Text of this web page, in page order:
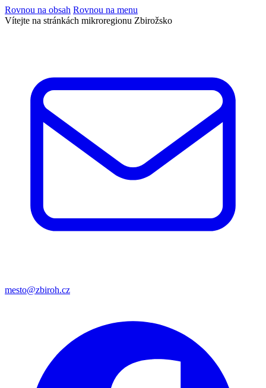
Rovnou na obsah Rovnou na menu
Vítejte na stránkách mikroregionu Zbirožsko
mesto@zbiroh.cz